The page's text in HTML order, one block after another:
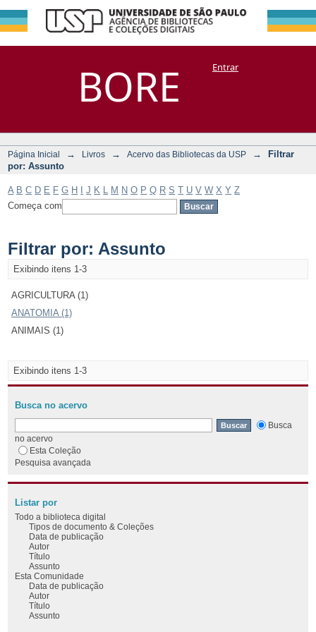
BORE
Filtrar por:
Assunto
DSpace/Manakin + CoriscoEntrar
Página Inicial → Livros → Acervo das Bibliotecas da USP →
Filtrar
por: Assunto
A B C D E F G H J K M N O P Q R S T U V W X Y Z
Começa com
Filtrar por: Assunto
Exibindo itens 1-3
AGRICULTURA (1)
ANATOMIA (1)
ANIMAIS (1)
Exibindo itens 1-3
Busca no acervo
Busca
no acervo
Esta Coleção
Pesquisa avançada
Listar por
Todo a biblioteca digital
Tipos de documento & Coleções
Data de publicação
Autor
Título
Assunto
Esta Comunidade
Data de publicação
Autor
Título
Assunto